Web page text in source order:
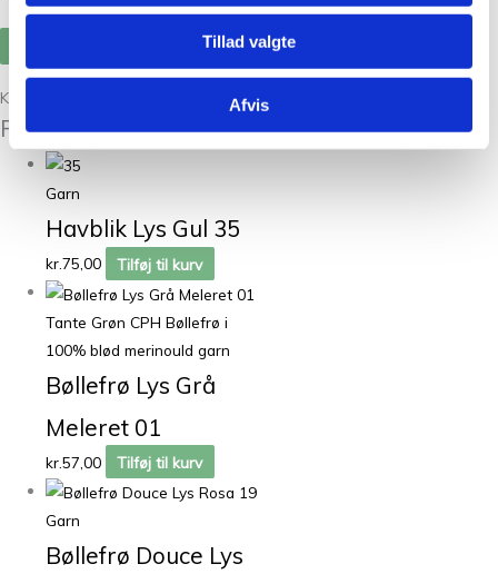
Tillad valgte
Afvis
Kunder købte også
Relaterede varer
Garn
Havblik Lys Gul 35
kr.75,00 Tilføj til kurv
Tante Grøn CPH Bøllefrø i
100% blød merinould garn
Bøllefrø Lys Grå
Meleret 01
kr.57,00 Tilføj til kurv
Garn
Bøllefrø Douce Lys